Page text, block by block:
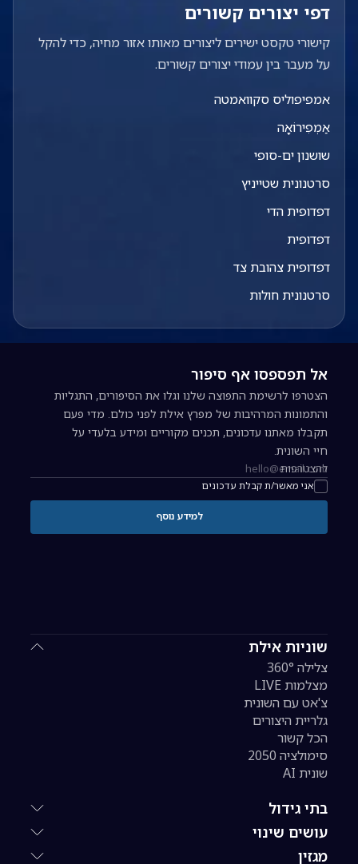
דפי יצורים קשורים
קישורי טקסט ישירים ליצורים מאותו אזור מחיה, כדי להקל
על מעבר בין עמודי יצורים קשורים.
אמפיפוליס סקוואמטה
אַמְפִירוֹאָה
שושנון ים-סופי
סרטנונית שטייניץ
דפדופית הדי
דפדופית
דפדופית צהובת צד
סרטנונית חולות
שוניות אילת
צלילה 360°
מצלמות LIVE
צ'אט עם השונית
גלריית היצורים
הכל קשור
סימולציה 2050
שונית AI
בתי גידול
עושים שינוי
מגזין
אל תפספסו אף סיפור
הצטרפו לרשימת התפוצה שלנו וגלו את הסיפורים, התגליות
והתמונות המרהיבות של מפרץ אילת לפני כולם. מדי פעם
תקבלו מאתנו עדכונים, תכנים מקוריים ומידע בלעדי על
חיי השונית.
כתובת אימייל להרשמה לניוזלטר
אני מאשר/ת קבלת עדכונים
להצטרפות
למידע נוסף